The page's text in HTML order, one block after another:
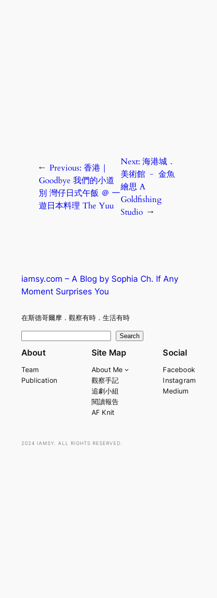
← Previous: 香港｜
Goodbye 我們的小道
別 灣仔日式午飯 ＠ 一
遊日本料理 The Yuu
Next:海港城．
美術館 ﹣ 金魚
繪思 A
Goldfishing
Studio →
iamsy.com – A Blog by Sophia Ch. If Any
Moment Surprises You
在斯德哥爾摩．觀察有時．生活有時
e
r
Search
About
Team
Publication
Site Map
About Me
觀察手記
追劇小組
閱讀報告
AF Knit
Social
Facebook
Instagram
Medium
2024 IAMSY. ALL RIGHTS RESERVED.